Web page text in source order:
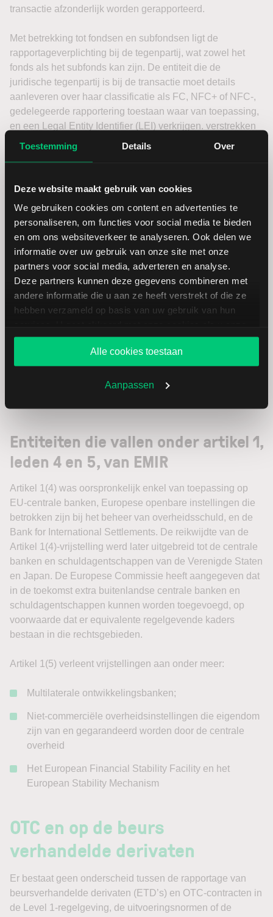
Toestemming Details Over
Deze website maakt gebruik van cookies
We gebruiken cookies om content en advertenties te
personaliseren, om functies voor social media te bieden
en om ons websiteverkeer te analyseren. Ook delen we
informatie over uw gebruik van onze site met onze
partners voor social media, adverteren en analyse.
Deze partners kunnen deze gegevens combineren met
andere informatie die u aan ze heeft verstrekt of die ze
hebben verzameld op basis van uw gebruik van hun
website blijft gebruiken.
Alle cookies toestaan
Aanpassen
transactie afzonderlijk worden gerapporteerd.
Met betrekking tot fondsen en subfondsen ligt de
rapportageverplichting bij de tegenpartij, wat zowel het
fonds als het subfonds kan zijn. De entiteit die de
juridische tegenpartij is bij de transactie moet details
aanleveren over haar classificatie als FC, NFC+ of NFC-,
gedelegeerde rapportering toestaan waar van toepassing,
en een Legal Entity Identifier (LEI) verkrijgen. verstrekken
over zijn classificatie (FC, NFC+ of NFC-), toestemming
Vrijstellingen krachtens artikel 1,
lid 4 en 5 van EMIR
Artikelen 1(4) en 1(5) van EMIR verlenen bepaalde
entiteiten vrijstellingen van sommige of alle verplichtingen
die EMIR oplegt, afhankelijk van hun classificatie.
verplichtingen behalve de rapportageverplichting, die
Entiteiten onder Artikel 1(4) zijn vrijgesteld van alle
Entiteiten die vallen onder artikel 1,
leden 4 en 5, van EMIR
Artikel 1(4) was oorspronkelijk enkel van toepassing op
EU-centrale banken, Europese openbare instellingen die
betrokken zijn bij het beheer van overheidsschuld, en de
Bank for International Settlements. De reikwijdte van de
Artikel 1(4)-vrijstelling werd later uitgebreid tot de centrale
banken en schuldagentschappen van de Verenigde Staten
en Japan. De Europese Commissie heeft aangegeven dat
in de toekomst extra buitenlandse centrale banken en
schuldagentschappen kunnen worden toegevoegd, op
voorwaarde dat er equivalente regelgevende kaders
bestaan in die rechtsgebieden.
Artikel 1(5) verleent vrijstellingen aan onder meer:
Multilaterale ontwikkelingsbanken;
Niet-commerciële overheidsinstellingen die eigendom
zijn van en gegarandeerd worden door de centrale
overheid
Het European Financial Stability Facility en het
European Stability Mechanism
OTC en op de beurs
verhandelde derivaten
Er bestaat geen onderscheid tussen de rapportage van
beursverhandelde derivaten (ETD’s) en OTC-contracten in
de Level 1-regelgeving, de uitvoeringsnormen of de